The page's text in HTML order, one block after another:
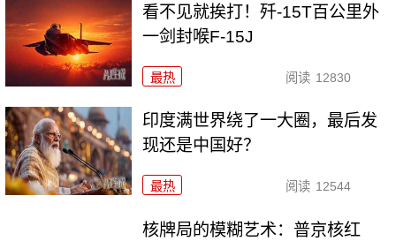
看不见就挨打！歼-15T百公里外
一剑封喉F-15J
最热 阅读 12830
印度满世界绕了一大圈，最后发
现还是中国好？
最热 阅读 12544
核牌局的模糊艺术：普京核红